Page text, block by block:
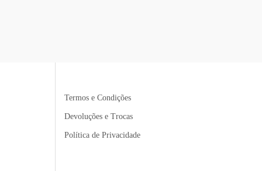
Termos e Condições
Devoluções e Trocas
Política de Privacidade